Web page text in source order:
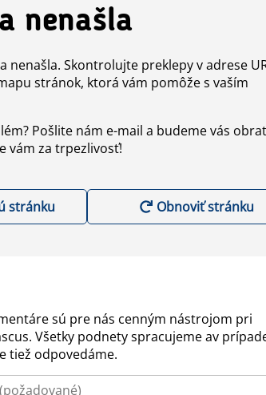
nenašla
nenašla. Skontrolujte preklepy v adrese
stránok, ktorá vám pomôže s vaším
Pošlite nám e-mail a budeme vás
vám za trpezlivosť!
stránku Obnoviť stránku
sú pre nás cenným nástrojom pri
Všetky podnety spracujeme av
tiež odpovedáme.